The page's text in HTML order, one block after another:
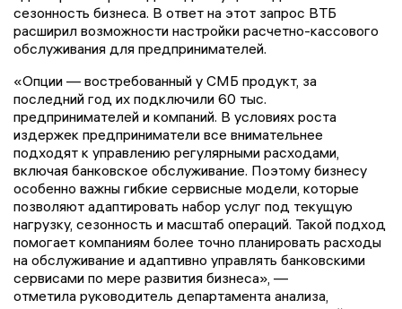
сезонность бизнеса. В ответ на этот запрос ВТБ
расширил возможности настройки расчетно-кассового
обслуживания для предпринимателей.
«Опции — востребованный у СМБ продукт, за
последний год их подключили 60 тыс.
предпринимателей и компаний. В условиях роста
издержек предприниматели все внимательнее
подходят к управлению регулярными расходами,
включая банковское обслуживание. Поэтому бизнесу
особенно важны гибкие сервисные модели, которые
позволяют адаптировать набор услуг под текущую
нагрузку, сезонность и масштаб операций. Такой подход
помогает компаниям более точно планировать расходы
на обслуживание и адаптивно управлять банковскими
сервисами по мере развития бизнеса», —
отметила руководитель департамента анализа,